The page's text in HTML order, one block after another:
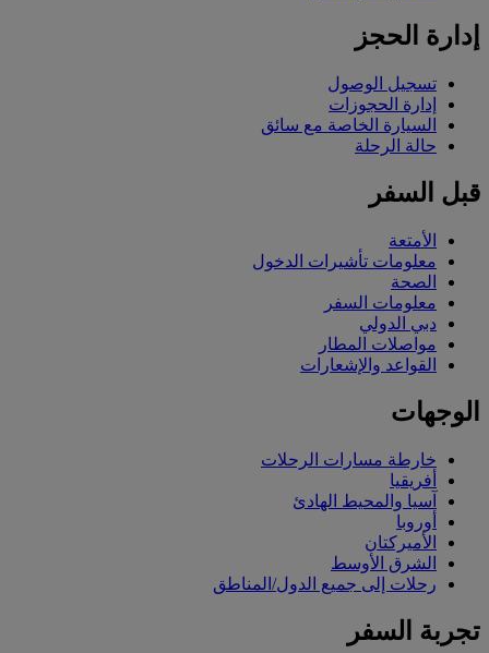
إدارة الحجز
تسجيل الوصول
إدارة الحجوزات
السيارة الخاصة مع سائق
حالة الرحلة
قبل السفر
الأمتعة
معلومات تأشيرات الدخول
الصحة
معلومات السفر
دبي الدولي
مواصلات المطار
القواعد والإشعارات
الوجهات
خارطة مسارات الرحلات
أفريقيا
آسيا والمحيط الهادئ
أوروبا
الأميركتان
الشرق الأوسط
رحلات إلى جميع الدول/المناطق
تجربة السفر